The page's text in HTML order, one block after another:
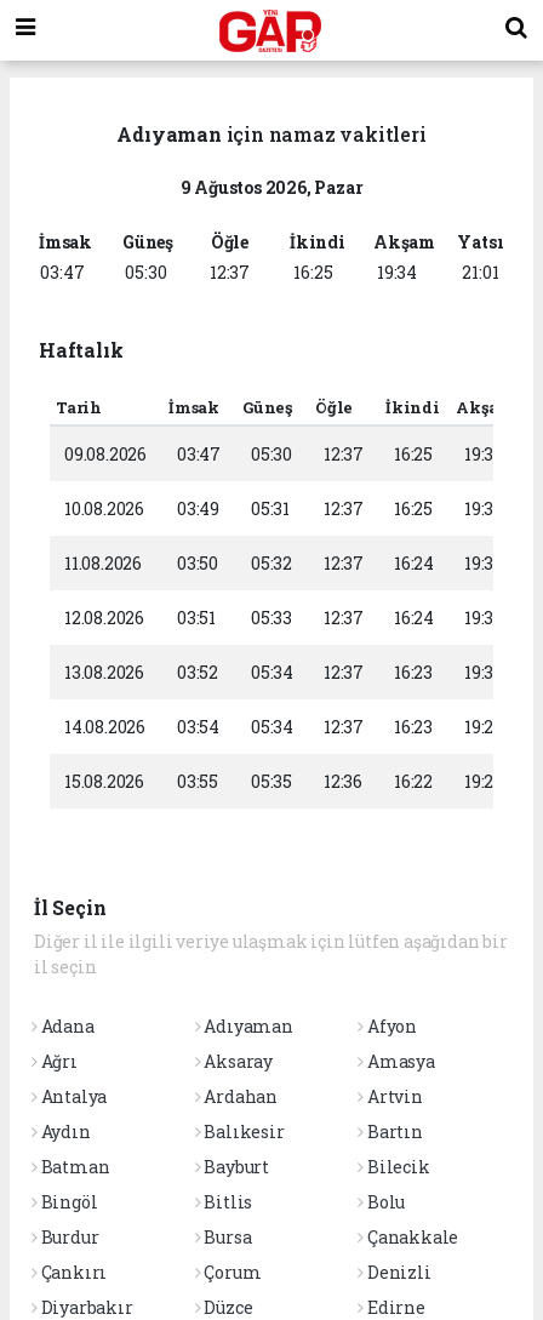
Adıyaman için namaz vakitleri
9 Ağustos 2026, Pazar
İmsak
03:47
Güneş
05:30
Öğle
12:37
İkindi
16:25
Akşam
19:34
Yatsı
21:01
Haftalık
Tarih İmsak Güneş Öğle İkindi Akşam
09.08.2026 03:47 05:30 12:37 16:25 19:34
10.08.2026 03:49 05:31 12:37 16:25 19:33
11.08.2026 03:50 05:32 12:37 16:24 19:32
12.08.2026 03:51 05:33 12:37 16:24 19:31
13.08.2026 03:52 05:34 12:37 16:23 19:30
14.08.2026 03:54 05:34 12:37 16:23 19:28
15.08.2026 03:55 05:35 12:36 16:22 19:27
İl Seçin
Diğer il ile ilgili veriye ulaşmak için lütfen aşağıdan bir
il seçin
Adana Adıyaman
Afyon
Ağrı
Aksaray
Amasya
Antalya
Ardahan
Artvin
Aydın
Balıkesir
Bartın
Batman
Bayburt
Bilecik
Bingöl
Bitlis
Bolu
Burdur
Bursa
Çanakkale
Çankırı
Çorum
Denizli
Diyarbakır
Düzce
Edirne